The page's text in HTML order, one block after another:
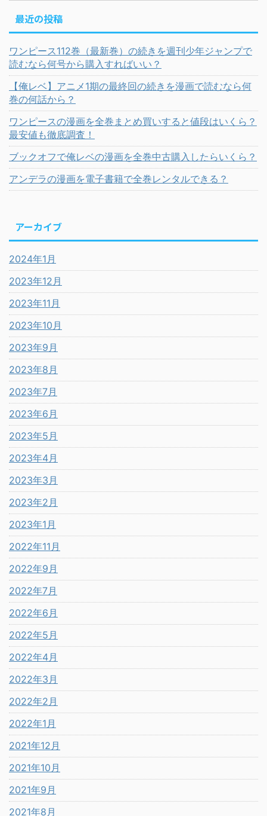
最近の投稿
ワンピース112巻（最新巻）の続きを週刊少年ジャンプで
読むなら何号から購入すればいい？
【俺レベ】アニメ1期の最終回の続きを漫画で読むなら何
巻の何話から？
ワンピースの漫画を全巻まとめ買いすると値段はいくら？
最安値も徹底調査！
ブックオフで俺レベの漫画を全巻中古購入したらいくら？
アンデラの漫画を電子書籍で全巻レンタルできる？
アーカイブ
2024年1月
2023年12月
2023年11月
2023年10月
2023年9月
2023年8月
2023年7月
2023年6月
2023年5月
2023年4月
2023年3月
2023年2月
2023年1月
2022年11月
2022年9月
2022年7月
2022年6月
2022年5月
2022年4月
2022年3月
2022年2月
2022年1月
2021年12月
2021年10月
2021年9月
2021年8月